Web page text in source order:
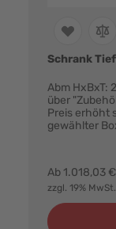
Schrank
Abm HxBxT:
über
Preis erhöht
gewählter
Ab 1.018,03 €
zzgl. 19% MwSt.